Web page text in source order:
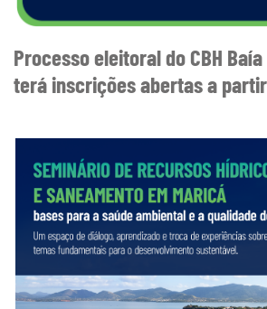
Processo eleitoral do CBH
terá inscrições abertas a partir